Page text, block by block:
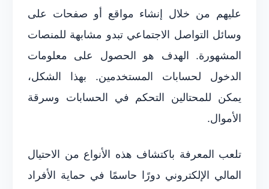
عليهم من خلال إنشاء مواقع أو صفحات على
وسائل التواصل الاجتماعي تبدو مشابهة للمنصات
المشهورة. الهدف هو الحصول على معلومات
الدخول لحسابات المستخدمين. بهذا الشكل،
يمكن للمحتالين التحكم في الحسابات وسرقة
الأموال.
تلعب المعرفة باكتشاف هذه الأنواع من الاحتيال
المالي الإلكتروني دورًا حاسمًا في حماية الأفراد